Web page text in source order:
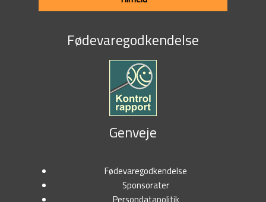
Fødevaregodkendelse
Genveje
Fødevaregodkendelse
Sponsorater